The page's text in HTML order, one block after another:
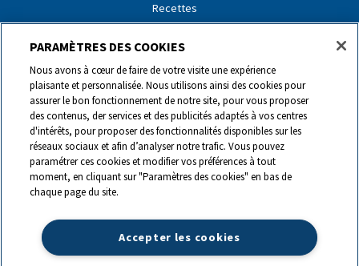
Recettes
Nos partenaires
Nos marques
Contact
0844 440 440
PARAMÈTRES DES COOKIES
Nous avons à cœur de faire de votre visite une expérience
plaisante et personnalisée. Nous utilisons ainsi des cookies pour
assurer le bon fonctionnement de notre site, pour vous proposer
des contenus, der services et des publicités adaptés à vos centres
d'intérêts, pour proposer des fonctionnalités disponibles sur les
réseaux sociaux et afin d’analyser notre trafic. Vous pouvez
paramétrer ces cookies et modifier vos préférences à tout
moment, en cliquant sur "Paramètres des cookies" en bas de
chaque page du site.
Accepter les cookies